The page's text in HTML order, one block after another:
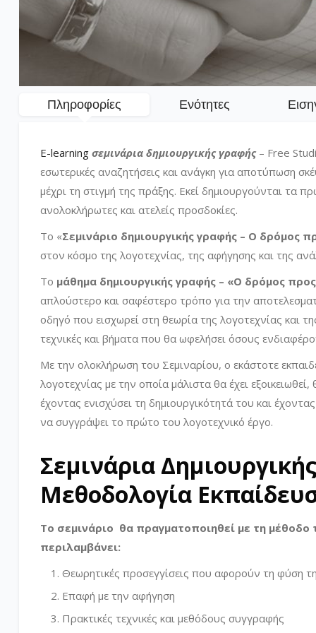
Πληροφορίες Ενότητες
E-learning σεμινάρια δημιουργικής γραφής– Free
εσωτερικές αναζητήσεις και ανάγκη για αποτύπωση
μέχρι τη στιγμή της πράξης. Εκεί δημιουργούνται τα
ανολοκλήρωτες και ατελείς προσδοκίες.
Το «Σεμινάριο δημιουργικής γραφής – Ο δρόμος
στον κόσμο της λογοτεχνίας, της αφήγησης και της
Το μάθημα δημιουργικής γραφής – «Ο δρόμος
απλούστερο και σαφέστερο τρόπο για την
οδηγό που εισχωρεί στη θεωρία της λογοτεχνίας και
τεχνικές και βήματα που θα ωφελήσει όσους
Με την ολοκλήρωση του Σεμιναρίου, ο εκάστοτε
λογοτεχνίας με την οποία μάλιστα θα έχει
έχοντας ενισχύσει τη δημιουργικότητά του και
να συγγράψει το πρώτο του λογοτεχνικό έργο.
Σεμινάρια
Μεθοδολογία
Το σεμινάριο θα πραγματοποιηθεί με τη
περιλαμβάνει:
Θεωρητικές προσεγγίσεις που αφορούν τη φύση
Επαφή με την αφήγηση
Πρακτικές τεχνικές και μεθόδους συγγραφής